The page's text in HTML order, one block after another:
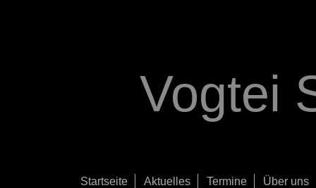
Vogtei
Startseite Aktuelles Termine Über uns